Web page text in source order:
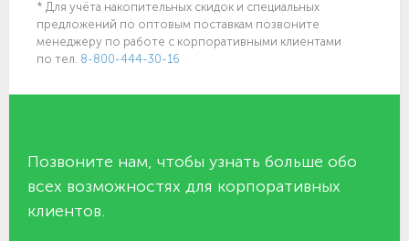
* Для учёта накопительных скидок и специальных
предложений по оптовым поставкам позвоните
менеджеру по работе с корпоративными клиентами
по тел. 8-800-444-30-16
Позвоните нам, чтобы узнать больше обо
всех возможностях для корпоративных
клиентов.